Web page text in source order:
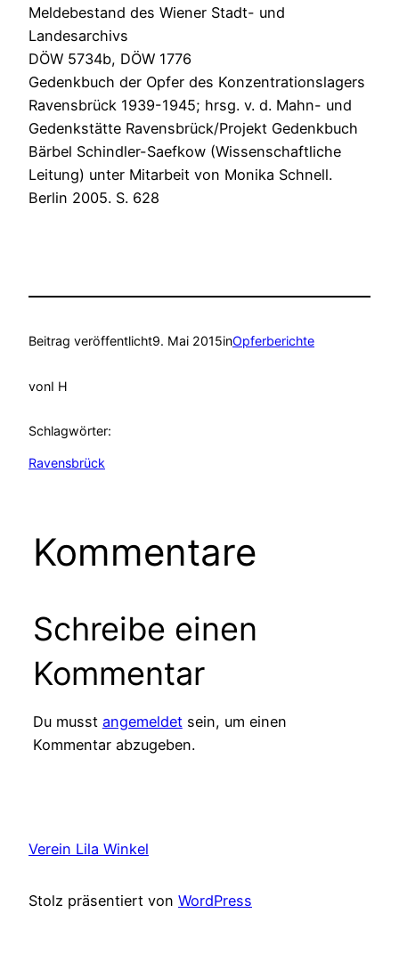
Meldebestand des Wiener Stadt- und
Landesarchivs
DÖW 5734b, DÖW 1776
Gedenkbuch der Opfer des Konzentrationslagers
Ravensbrück 1939-1945; hrsg. v. d. Mahn- und
Gedenkstätte Ravensbrück/Projekt Gedenkbuch
Bärbel Schindler-Saefkow (Wissenschaftliche
Leitung) unter Mitarbeit von Monika Schnell.
Berlin 2005. S. 628
Beitrag veröffentlicht9. Mai 2015inOpferberichte
vonI H
Schlagwörter:
Ravensbrück
Kommentare
Schreibe einen
Kommentar
Du musst angemeldetsein, um einen
Kommentar abzugeben.
Verein Lila Winkel
Stolz präsentiert von WordPress